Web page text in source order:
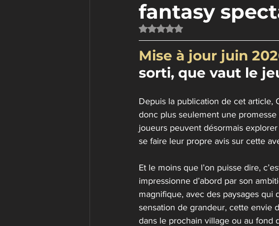
fantasy
Noté NaN étoiles sur 5.
Mise à jour juin
sorti, que vaut le
Depuis la publication de cet article,
donc plus seulement une
joueurs peuvent désormais
se faire leur propre avis sur cette
Et le moins que l’on puisse dire,
impressionne d’abord par son
magnifique, avec des paysages qui
sensation de grandeur, cette envie
dans le prochain village ou au fond